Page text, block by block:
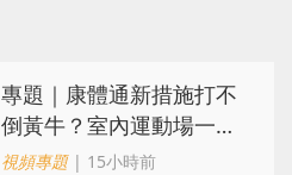
專題｜康體通新措施打不
倒黃牛？室內運動場一場
難求越炒越貴
視頻專題| 15小時前